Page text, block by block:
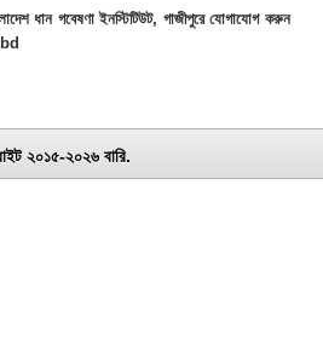
ধান গবেষণা ইনস্টিটিউট, গাজীপুরে যোগাযোগ করুন
২০১৫-২০২৬ বারি.